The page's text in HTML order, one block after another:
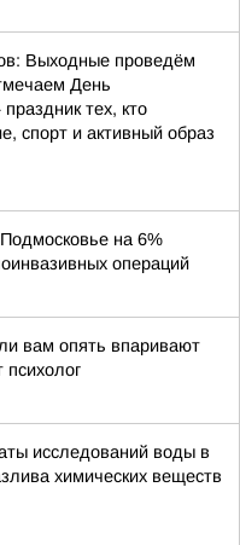
Выходные проведём
День
тех, кто
спорт и активный образ
на 6%
операций
вам опять впаривают
психолог
исследований воды в
химических веществ